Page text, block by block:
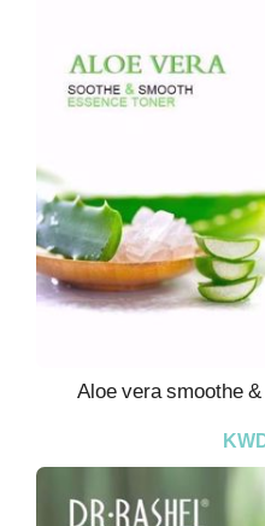
Aloe vera smoothe